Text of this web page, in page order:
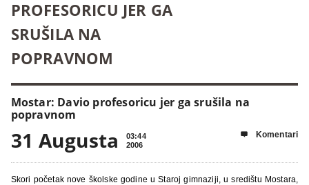
PROFESORICU JER GA
SRUŠILA NA
POPRAVNOM
Mostar: Davio profesoricu jer ga srušila na
popravnom
31 Augusta
03:44
2006
 Komentari
Skori početak nove školske godine u Staroj gimnaziji, u središtu Mostara,